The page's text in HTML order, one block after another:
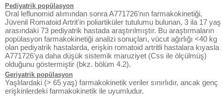
Pediyatrik popülasyon
Oral leflunomid alımından sonra A771726'nın farmakokinetiği,
Jüvenil Romatoid Artrit'in poliartiküler tutulumu bulunan, 3 ila 17 yaş
arasındaki 73 pediyatrik hastada araştırılmıştır. Bu araştırmaların
popülasyon farmakokinetiği analizi sonuçları, vücut ağırlığı <40 kg
olan pediyatrik hastalarda, erişkin romatoid artritli hastalara kıyasla
A771726'ya daha düşük sistemik maruziyet (Css ile ölçülmüş)
olduğunu göstermiştir (bkz. bölüm 4.2).
Geriyatrik popülasyon
Yaşlılardaki (> 65 yaş) farmakokinetik veriler sınırlıdır, ancak genç
erişkinlerdeki farmakokinetik ile uyumludur.